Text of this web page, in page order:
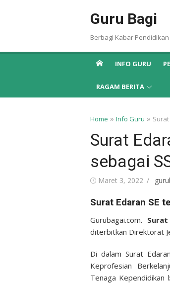
Guru Bagi
Berbagi Kabar
INFO GURU
RAGAM BERITA
Home » Info Guru »
Surat
sebagai
Posted
Maret 3, 2022
Surat Edaran SE
Gurubagai.com.
diterbitkan Direktorat
Di dalam Surat
Keprofesian
Tenaga Kependidikan